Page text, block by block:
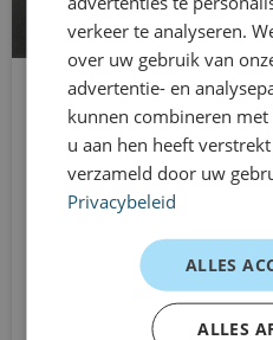
flexibiliteit willen behouden.
vanaf 1 maand, zonder
Ideaal bij tijdelijke inzet,
wanneer je kosten en
zijn per maand opzegbaar en
jouw situatie.
Klantervaringen
ZZP’er – dagelijks woon-
Elektronisch
extra getint glas
glans exterieur delen
hill hold functie
hoofd airbag(s) achter
hoofd airbag(s) voor
LED dagrijverlichting
Volkswagen Golf
Hatchback
/mnd excl. btw
verkeer te analyseren.
over uw gebruik van
advertentie- en
kunnen combineren
u aan hen heeft
verzameld door uw
Privacybeleid
ALLES
ALLES